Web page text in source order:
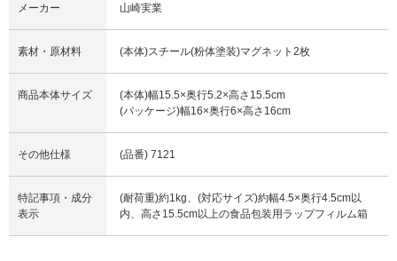
メーカー 山崎実業
素材・原材料 (本体)スチール(粉体塗装)マグネット2枚
商品本体サイズ
(本体)幅15.5×奥行5.2×高さ15.5cm
(パッケージ)幅16×奥行6×高さ16cm
その他仕様 (品番) 7121
特記事項・成分
表示
(耐荷重)約1kg、(対応サイズ)約幅4.5×奥行4.5cm以
内、高さ15.5cm以上の食品包装用ラップフィルム箱